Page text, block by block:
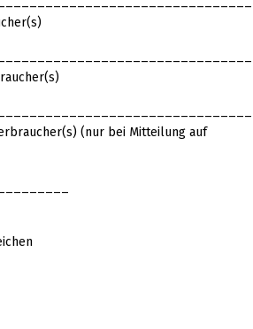
(nur bei Mitteilung auf